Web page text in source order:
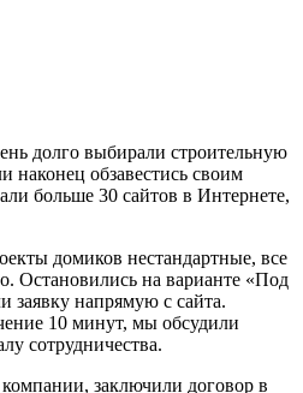
долго выбирали строительную
наконец обзавестись своим
больше 30 сайтов в Интернете,
домиков нестандартные, все
Остановились на варианте «Под
заявку напрямую с сайта.
10 минут, мы обсудили
сотрудничества.
заключили договор в